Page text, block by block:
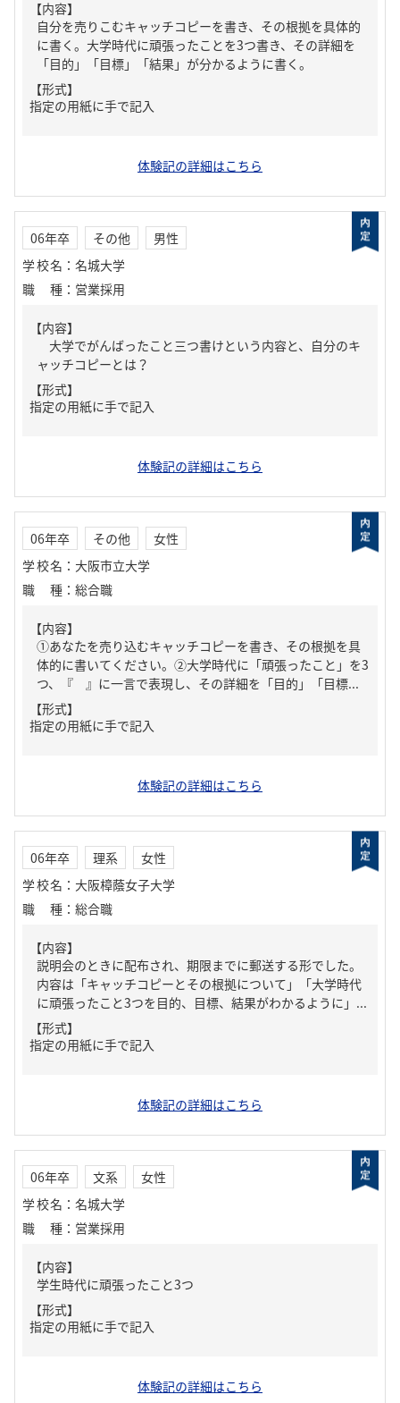
【内容】
自分を売りこむキャッチコピーを書き、その根拠を具体的
に書く。大学時代に頑張ったことを3つ書き、その詳細を
「目的」「目標」「結果」が分かるように書く。
【形式】
指定の用紙に手で記入
体験記の詳細はこちら
06年卒 その他
男性
学校名 ： 名城大学
職種 ： 営業採用
【内容】
大学でがんばったこと三つ書けという内容と、自分のキ
ャッチコピーとは？
【形式】
指定の用紙に手で記入
体験記の詳細はこちら
06年卒 その他
女性
学校名 ： 大阪市立大学
職種 ： 総合職
【内容】
①あなたを売り込むキャッチコピーを書き、その根拠を具
体的に書いてください。②大学時代に「頑張ったこと」を3
つ、『 』に一言で表現し、その詳細を「目的」「目標...
【形式】
指定の用紙に手で記入
体験記の詳細はこちら
06年卒 理系
女性
学校名 ： 大阪樟蔭女子大学
職種 ： 総合職
【内容】
説明会のときに配布され、期限までに郵送する形でした。
内容は「キャッチコピーとその根拠について」「大学時代
に頑張ったこと3つを目的、目標、結果がわかるように」...
【形式】
指定の用紙に手で記入
体験記の詳細はこちら
06年卒 文系
女性
学校名 ： 名城大学
職種 ： 営業採用
【内容】
学生時代に頑張ったこと3つ
【形式】
指定の用紙に手で記入
体験記の詳細はこちら